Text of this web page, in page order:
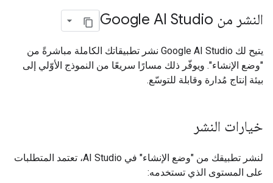
النشر من Google AI Studio
يتيح لك Google AI Studio نشر تطبيقاتك الكاملة مباشرةً من
"وضع الإنشاء". ويوفّر ذلك مسارًا سريعًا من النموذج الأوّلي إلى
بيئة إنتاج مُدارة وقابلة للتوسّع.
خيارات النشر
لنشر تطبيقك من "وضع الإنشاء" في AI Studio، تعتمد المتطلبات
على المستوى الذي تستخدمه: